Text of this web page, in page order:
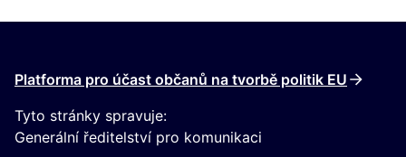
Platforma pro účast občanů na tvorbě politik EU
Tyto stránky spravuje:
Generální ředitelství pro komunikaci